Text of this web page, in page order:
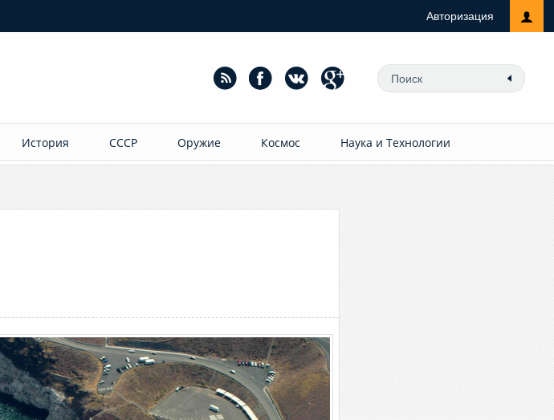
Авторизация
История СССР Оружие Космос Наука и Технологии